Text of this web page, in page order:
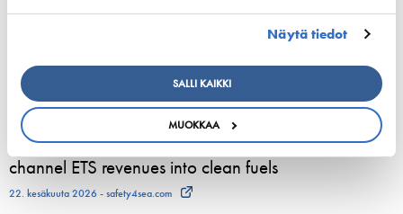
Näytä tiedot
SALLI KAIKKI
MUOKKAA
800 kesätyöntekijää aloittelee parhaillaan Viking
Linen laivoilla – moni heistä löytää uran
merenkulusta
23. kesäkuuta 2026 - Viking Line Abp
European shipping and aviation sectors urge EU to
channel ETS revenues into clean fuels
22. kesäkuuta 2026 - safety4sea.com